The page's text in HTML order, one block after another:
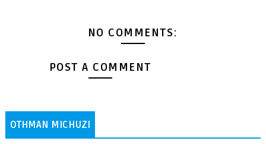
NO COMMENTS:
POST A COMMENT
OTHMAN MICHUZI